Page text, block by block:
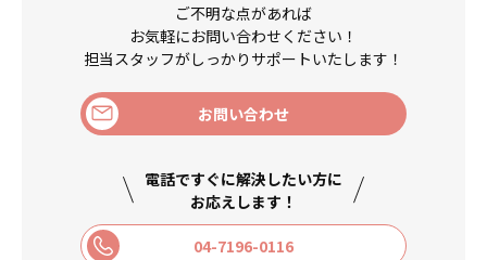
ご不明な点があれば
お気軽にお問い合わせください！
担当スタッフがしっかりサポートいたします！
お問い合わせ
電話ですぐに解決したい方に
お応えします！
04-7196-0116